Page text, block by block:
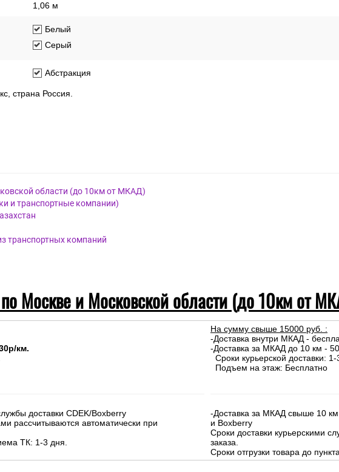
1,06 м
Белый
Серый
Абстракция
страна Россия.
области (до 10км от МКАД)
и транспортные компании)
транспортных компаний
Москве и Московской области (до 10км от
км.
доставки CDEK/Boxberry
рассчитываются автоматически при
ТК: 1-3 дня.
На сумму свыше 15000 руб. :
-Доставка внутри МКАД -
-Доставка за МКАД до 10 км -
Сроки курьерской доставки: 1-
Подъем на этаж: Бесплатно
-Доставка за МКАД свыше 10
и Boxberry
Сроки доставки курьерскими
заказа.
Сроки отгрузки товара до